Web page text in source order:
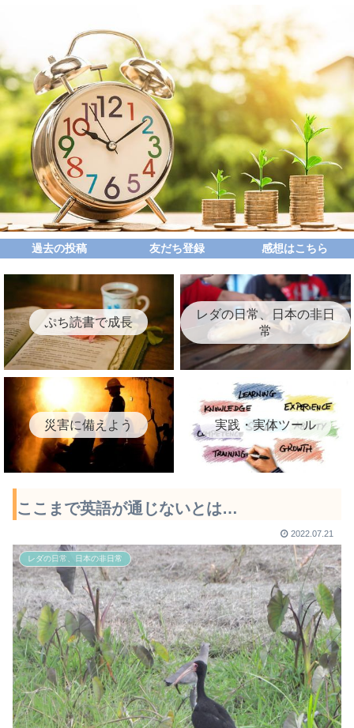
過去の投稿 友だち登録 感想はこちら
ぷち読書で成長
レダの日常、日本の非日
常
災害に備えよう 実践・実体ツール
ここまで英語が通じないとは…
2022.07.21
レダの日常、日本の非日常